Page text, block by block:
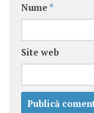
Nume *
Site web